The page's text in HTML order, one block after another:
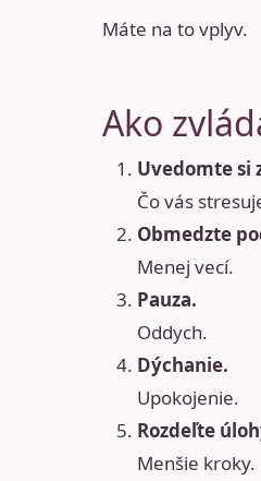
Máte na to vplyv.
Ako
Uvedomte si
Čo vás
Obmedzte
Menej vecí.
Pauza.
Oddych.
Dýchanie.
Upokojenie.
Rozdeľte
Menšie kroky.